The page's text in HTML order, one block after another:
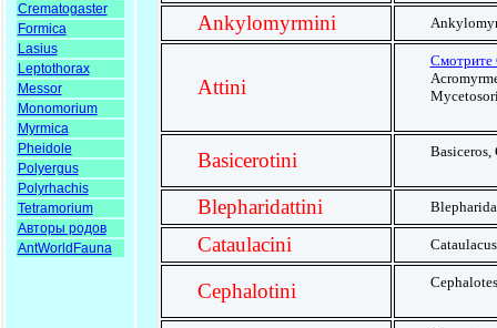
Crematogaster
Formica
Lasius
Leptothorax
Messor
Monomorium
Myrmica
Pheidole
Polyergus
Polyrhachis
Tetramorium
Авторы родов
AntWorldFauna
Ankylomyrmini
Attini
Basicerotini
Blepharidattini
Cataulacini Cataulacus
Cephalotini